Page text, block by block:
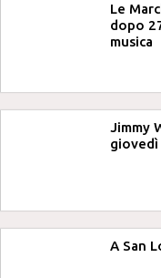
Le
dopo
musica
Jimmy
giovedì
A San